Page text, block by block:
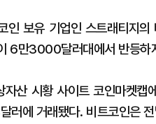
인 보유 기업인 스트래티지
6만3000달러대에서 반등하
자산 시황 사이트 코인마켓
러에 거래됐다. 비트코인은